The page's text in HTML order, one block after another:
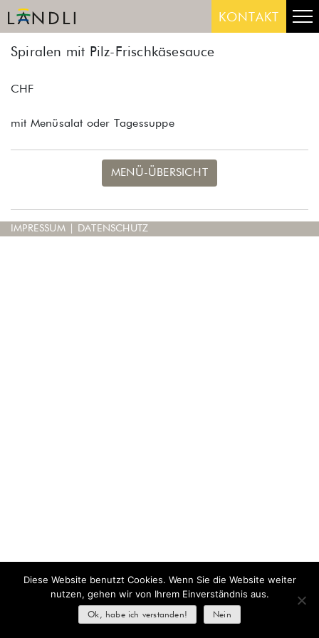
Skip
to
KONTAKT
Spiralen mit Pilz-Frischkäsesauce
CHF
mit Menüsalat oder Tagessuppe
MENÜ-ÜBERSICHT
IMPRESSUM DATENSCHUTZ
Diese Website benutzt Cookies. Wenn Sie die Website weiter
nutzen, gehen wir von Ihrem Einverständnis aus.
Ok, habe ich verstanden! Nein